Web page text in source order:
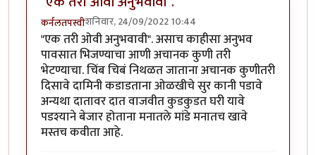
कर्नलतपस्वीशनिवार, 24/09/2022 10:44
"एक तरी ओवी अनुभवावी". असाच काहीसा अनुभव
पावसात भिजण्याचा आणी अचानक कुणी तरी
भेटण्याचा. चिंब चिबं निथळत जाताना अचानक कुणीतरी
दिसावे दामिनी कडाडताना ओळखीचे सुर कानी पडावे
अन्यथा दातावर दात वाजवीत कुडकुडत घरी यावे
पडश्याने बेजार होताना मनातले मांडे मनातच खावे
मस्तच कवीता आहे.